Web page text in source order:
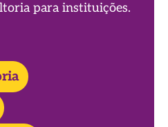
para instituições.